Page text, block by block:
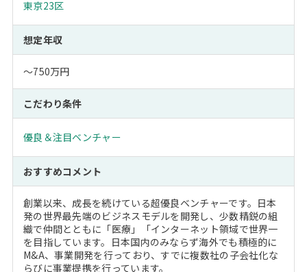
東京23区
想定年収
～750万円
こだわり条件
優良＆注目ベンチャー
おすすめコメント
創業以来、成長を続けている超優良ベンチャーです。日本
発の世界最先端のビジネスモデルを開発し、少数精鋭の組
織で仲間とともに「医療」「インターネット領域で世界一
を目指しています。日本国内のみならず海外でも積極的に
M&A、事業開発を行っており、すでに複数社の子会社化な
らびに事業提携を行っています。